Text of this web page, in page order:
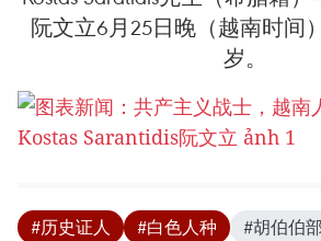
阮文立6月25日晚（越南时间
岁。
#历史证人 #白色人种
#胡伯伯